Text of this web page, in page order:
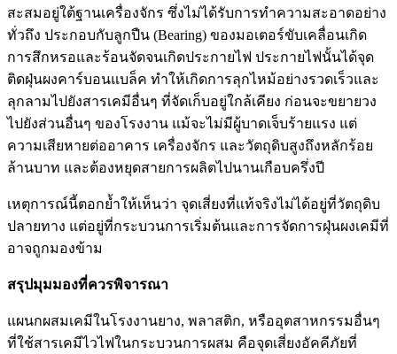
สะสมอยู่ใต้ฐานเครื่องจักร ซึ่งไม่ได้รับการทำความสะอาดอย่าง
ทั่วถึง ประกอบกับลูกปืน (Bearing) ของมอเตอร์ขับเคลื่อนเกิด
การสึกหรอและร้อนจัดจนเกิดประกายไฟ ประกายไฟนั้นได้จุด
ติดฝุ่นผงคาร์บอนแบล็ค ทำให้เกิดการลุกไหม้อย่างรวดเร็วและ
ลุกลามไปยังสารเคมีอื่นๆ ที่จัดเก็บอยู่ใกล้เคียง ก่อนจะขยายวง
ไปยังส่วนอื่นๆ ของโรงงาน แม้จะไม่มีผู้บาดเจ็บร้ายแรง แต่
ความเสียหายต่ออาคาร เครื่องจักร และวัตถุดิบสูงถึงหลักร้อย
ล้านบาท และต้องหยุดสายการผลิตไปนานเกือบครึ่งปี
เหตุการณ์นี้ตอกย้ำให้เห็นว่า จุดเสี่ยงที่แท้จริงไม่ได้อยู่ที่วัตถุดิบ
ปลายทาง แต่อยู่ที่กระบวนการเริ่มต้นและการจัดการฝุ่นผงเคมีที่
อาจถูกมองข้าม
สรุปมุมมองที่ควรพิจารณา
แผนกผสมเคมีในโรงงานยาง, พลาสติก, หรืออุตสาหกรรมอื่นๆ
ที่ใช้สารเคมีไวไฟในกระบวนการผสม คือจุดเสี่ยงอัคคีภัยที่